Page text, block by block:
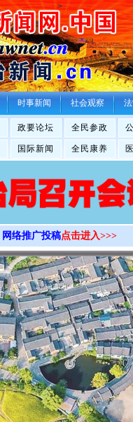
>
时事新闻 社会观察
政要论坛 全民参政
国际新闻 全民康养
网络推广投稿点击进入>>>